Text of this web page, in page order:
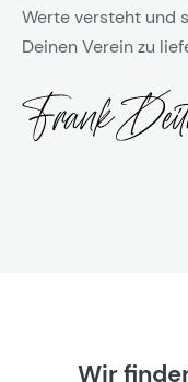
Werte versteht und
Deinen Verein zu
Wir